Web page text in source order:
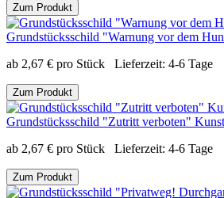
Zum Produkt
Grundstücksschild "Warnung vor dem
ab 2,67 € pro Stück Lieferzeit: 4-6 Tage
Zum Produkt
Grundstücksschild "Zutritt verboten"
ab 2,67 € pro Stück Lieferzeit: 4-6 Tage
Zum Produkt